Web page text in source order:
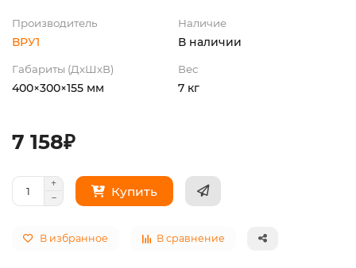
Производитель
ВРУ1
Наличие
В наличии
Габариты (ДхШхВ)
400×300×155 мм
Вес
7 кг
7 158₽
Купить
В избранное В сравнение